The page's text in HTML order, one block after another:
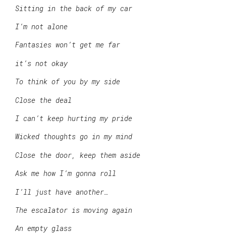
Sitting in the back of my car
I’m not alone
Fantasies won’t get me far
it’s not okay
To think of you by my side
Close the deal
I can’t keep hurting my pride
Wicked thoughts go in my mind
Close the door, keep them aside
Ask me how I’m gonna roll
I’ll just have another…
The escalator is moving again
An empty glass